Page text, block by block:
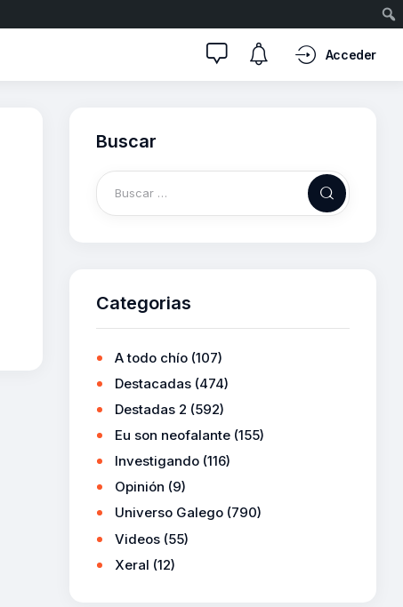
Acceder
Buscar
Categorias
A todo chío (107)
Destacadas (474)
Destadas 2 (592)
Eu son neofalante (155)
Investigando (116)
Opinión (9)
Universo Galego (790)
Videos (55)
Xeral (12)